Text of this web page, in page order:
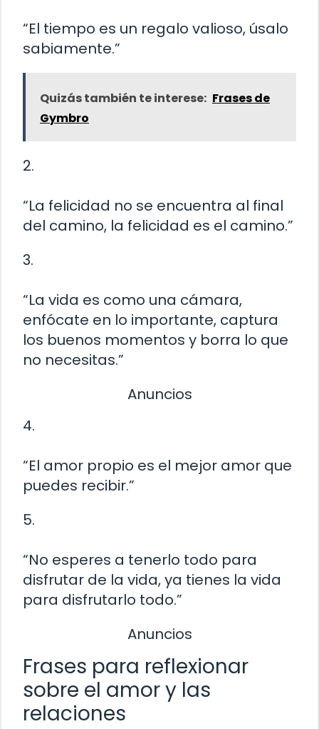
“El tiempo es un regalo valioso, úsalo
sabiamente.”
Quizás también te interese: Frases de
Gymbro
2.
“La felicidad no se encuentra al final
del camino, la felicidad es el camino.”
3.
“La vida es como una cámara,
enfócate en lo importante, captura
los buenos momentos y borra lo que
no necesitas.”
Anuncios
4.
“El amor propio es el mejor amor que
puedes recibir.”
5.
“No esperes a tenerlo todo para
disfrutar de la vida, ya tienes la vida
para disfrutarlo todo.”
Anuncios
Frases para reflexionar
sobre el amor y las
relaciones